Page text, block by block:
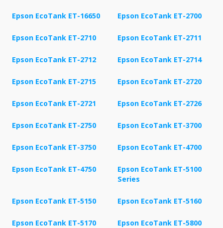
Epson EcoTank ET-16650 Epson EcoTank ET-2700
Epson EcoTank ET-2710 Epson EcoTank ET-2711
Epson EcoTank ET-2712 Epson EcoTank ET-2714
Epson EcoTank ET-2715 Epson EcoTank ET-2720
Epson EcoTank ET-2721 Epson EcoTank ET-2726
Epson EcoTank ET-2750 Epson EcoTank ET-3700
Epson EcoTank ET-3750 Epson EcoTank ET-4700
Epson EcoTank ET-4750
Epson EcoTank ET-5100
Series
Epson EcoTank ET-5150 Epson EcoTank ET-5160
Epson EcoTank ET-5170 Epson EcoTank ET-5800